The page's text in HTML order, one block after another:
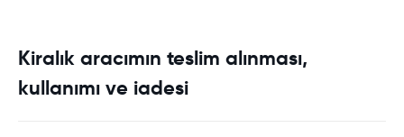
Kiralık aracımın teslim alınması,
kullanımı ve iadesi